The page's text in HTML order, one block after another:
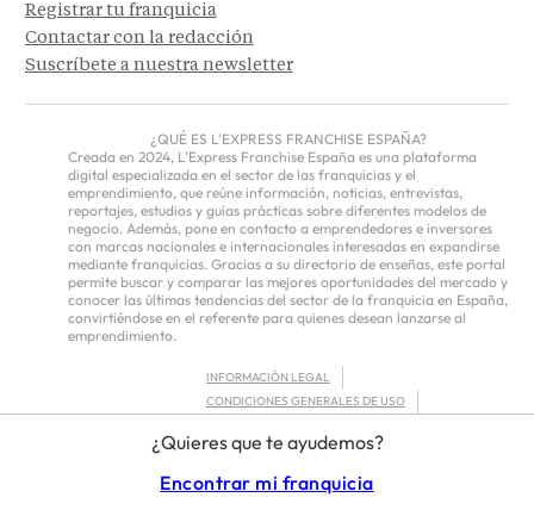
¿Quieres que te ayudemos?
Encontrar mi franquicia
Registrar tu franquicia
Contactar con la redacción
Suscríbete a nuestra newsletter
¿QUÉ ES L'EXPRESS FRANCHISE ESPAÑA?
Creada en 2024, L'Express Franchise España es una plataforma
digital especializada en el sector de las franquicias y el
emprendimiento, que reúne información, noticias, entrevistas,
reportajes, estudios y guías prácticas sobre diferentes modelos de
negocio. Además, pone en contacto a emprendedores e inversores
con marcas nacionales e internacionales interesadas en expandirse
mediante franquicias. Gracias a su directorio de enseñas, este portal
permite buscar y comparar las mejores oportunidades del mercado y
conocer las últimas tendencias del sector de la franquicia en España,
convirtiéndose en el referente para quienes desean lanzarse al
emprendimiento.
INFORMACIÓN LEGAL
CONDICIONES GENERALES DE USO
FRANCHISOR TERMS – EUROPE